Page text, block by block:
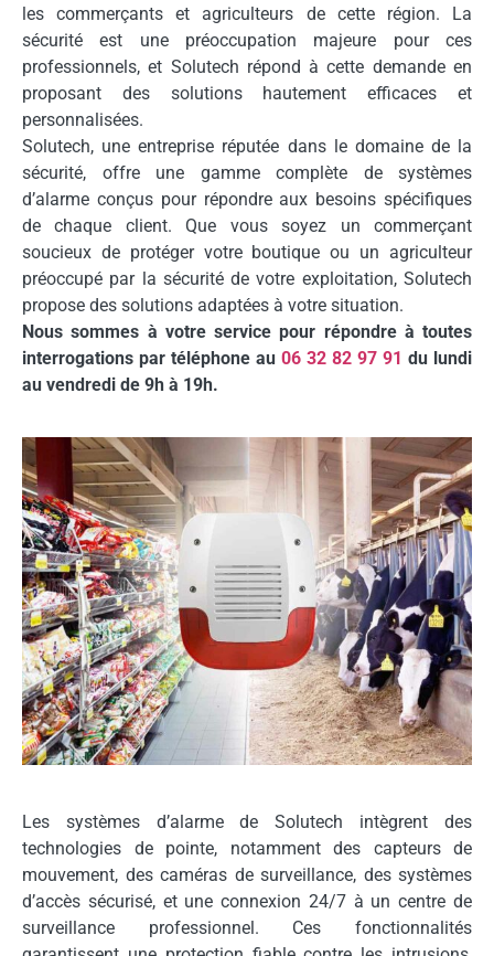
les commerçants et agriculteurs de cette région. La
sécurité est une préoccupation majeure pour ces
professionnels, et Solutech répond à cette demande en
proposant des solutions hautement efficaces et
personnalisées.
Solutech, une entreprise réputée dans le domaine de la
sécurité, offre une gamme complète de systèmes
d’alarme conçus pour répondre aux besoins spécifiques
de chaque client. Que vous soyez un commerçant
soucieux de protéger votre boutique ou un agriculteur
préoccupé par la sécurité de votre exploitation, Solutech
propose des solutions adaptées à votre situation.
Nous sommes à votre service pour répondre à toutes
interrogations par téléphone au 06 32 82 97 91 du lundi
au vendredi de 9h à 19h.
Les systèmes d’alarme de Solutech intègrent des
technologies de pointe, notamment des capteurs de
mouvement, des caméras de surveillance, des systèmes
d’accès sécurisé, et une connexion 24/7 à un centre de
surveillance professionnel. Ces fonctionnalités